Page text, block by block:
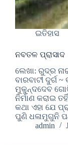
ଇତିହାସ
ନବତଳ ପ୍ରାସାଦ
ଲେଖା: ରୁଦ୍ର
ବାରବାଟୀ ଦୁର୍ଗ ~
ମୁକୁନ୍ଦଦେବ
ନିର୍ମାଣ କରାଇ
କଥା ଏହା ଯେ
ପୁଣି ଧଳାମୁଗୁନି
admin